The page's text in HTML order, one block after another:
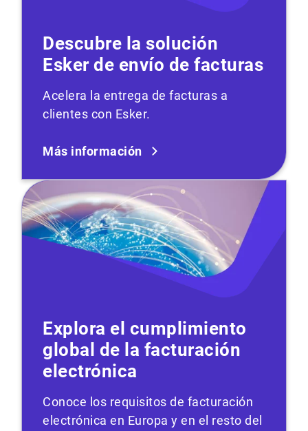
Descubre la solución
Esker de envío de facturas
Acelera la entrega de facturas a
clientes con Esker.
Más información
Explora el cumplimiento
global de la facturación
electrónica
Conoce los requisitos de facturación
electrónica en Europa y en el resto del